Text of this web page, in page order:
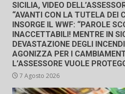
SICILIA, VIDEO
“AVANTI CON LA TUTELA DEI
INSORGE IL WWF: “PAROLE
INACCETTABILI! MENTRE IN
DEVASTAZIONE DEGLI
AGONIZZA PER I
L’ASSESSORE VUOLE
7 Agosto 2026